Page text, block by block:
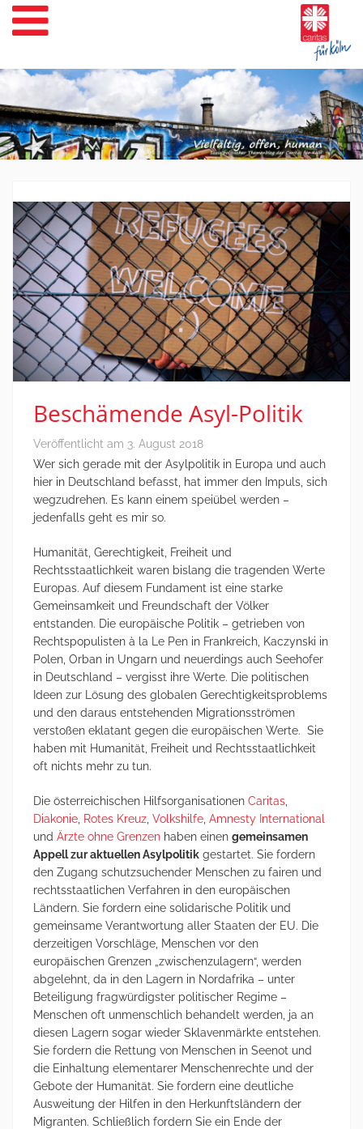
Weiter
zum
Inhalt
Beschämende Asyl-Politik
Veröffentlicht am 3. August 2018
Wer sich gerade mit der Asylpolitik in Europa und auch
hier in Deutschland befasst, hat immer den Impuls, sich
wegzudrehen. Es kann einem speiübel werden –
jedenfalls geht es mir so.
Humanität, Gerechtigkeit, Freiheit und
Rechtsstaatlichkeit waren bislang die tragenden Werte
Europas. Auf diesem Fundament ist eine starke
Gemeinsamkeit und Freundschaft der Völker
entstanden. Die europäische Politik – getrieben von
Rechtspopulisten à la Le Pen in Frankreich, Kaczynski in
Polen, Orban in Ungarn und neuerdings auch Seehofer
in Deutschland – vergisst ihre Werte. Die politischen
Ideen zur Lösung des globalen Gerechtigkeitsproblems
und den daraus entstehenden Migrationsströmen
verstoßen eklatant gegen die europäischen Werte. Sie
haben mit Humanität, Freiheit und Rechtsstaatlichkeit
oft nichts mehr zu tun.
Die österreichischen Hilfsorganisationen Caritas
Diakonie Rotes Kreuz Volkshilfe Amnesty International
und Ärzte ohne Grenzen haben einen gemeinsamen
Appell zur aktuellen Asylpolitik gestartet. Sie fordern
den Zugang schutzsuchender Menschen zu fairen und
rechtsstaatlichen Verfahren in den europäischen
Ländern. Sie fordern eine solidarische Politik und
gemeinsame Verantwortung aller Staaten der EU. Die
derzeitigen Vorschläge, Menschen vor den
europäischen Grenzen „zwischenzulagern“, werden
abgelehnt, da in den Lagern in Nordafrika – unter
Beteiligung fragwürdigster politischer Regime –
Menschen oft unmenschlich behandelt werden, ja an
diesen Lagern sogar wieder Sklavenmärkte entstehen.
Sie fordern die Rettung von Menschen in Seenot und
die Einhaltung elementarer Menschenrechte und der
Gebote der Humanität. Sie fordern eine deutliche
Ausweitung der Hilfen in den Herkunftsländern der
Migranten. Schließlich fordern Sie ein Ende der